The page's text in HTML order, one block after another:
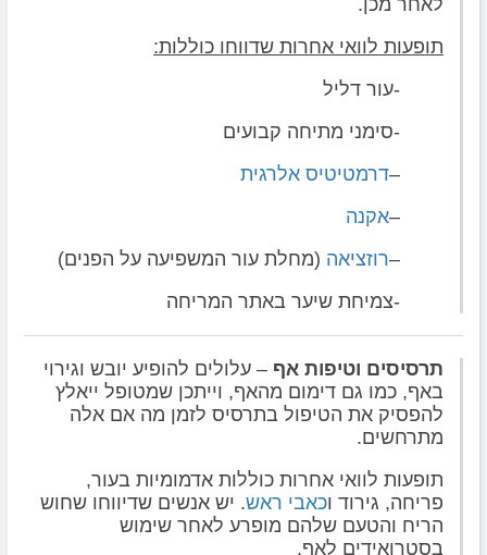
לאחר מכן.
תופעות לוואי אחרות שדווחו כוללות:
-עור דליל
-סימני מתיחה קבועים
–דרמטיטיס אלרגית
–אקנה
–רוזציאה (מחלת עור המשפיעה על הפנים)
-צמיחת שיער באתר המריחה
תרסיסים וטיפות אף – עלולים להופיע יובש וגירוי
באף, כמו גם דימום מהאף, וייתכן שמטופל ייאלץ
להפסיק את הטיפול בתרסיס לזמן מה אם אלה
מתרחשים.
תופעות לוואי אחרות כוללות אדמומיות בעור,
פריחה, גירוד וכאבי ראש. יש אנשים שדיווחו שחוש
הריח והטעם שלהם מופרע לאחר שימוש
בסטרואידים לאף.